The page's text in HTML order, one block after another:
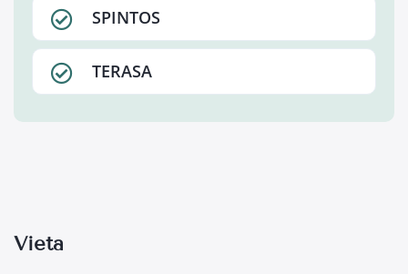
SPINTOS
TERASA
Vieta